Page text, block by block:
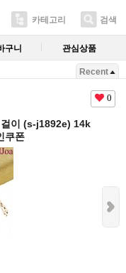
카테고리 검색
구니 관심상품
Recent
0
이 (s-j1892e) 14k
쿠폰